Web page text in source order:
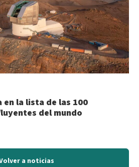
en la lista de las 100
del mundo
a noticias